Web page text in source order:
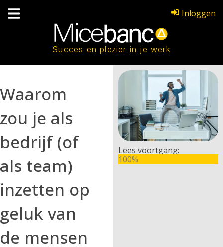
Inloggen
Succes en plezier in je werk
Waarom
zou je als
bedrijf (of
als team)
inzetten op
geluk van
de mensen
Lees voortgang:
100%